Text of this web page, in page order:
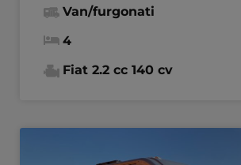
Van/furgonati
4
Fiat 2.2 cc 140 cv